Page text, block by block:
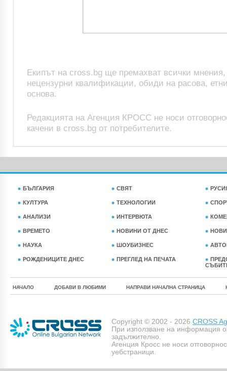
Екипът на cross.bg ще премахват всички
нецензурни квалификации, обиди на расова,
основа.
Редакцията на Агенция КРОСС не носи
качени в cross.bg от потребителите.
БЪЛГАРИЯ СВЯТ
КУЛТУРА ТЕХНОЛОГИИ
АНАЛИЗИ ИНТЕРВЮТА
ВРЕМЕТО НОВИНИ ОТ ДНЕС
НАУКА ШОУБИЗНЕС
РОЖДЕНИЦИТЕ ДНЕС ПРЕГЛЕД НА ПЕЧАТА
НАЧАЛО ДОБАВИ В ЛЮБИМИ НАПРАВИ НАЧАЛНА СТРАНИЦА
Copyright © 2002 - 2026 CROSS
При използване на информация
задължително.
Агенция Кросс не носи
уебстраници.